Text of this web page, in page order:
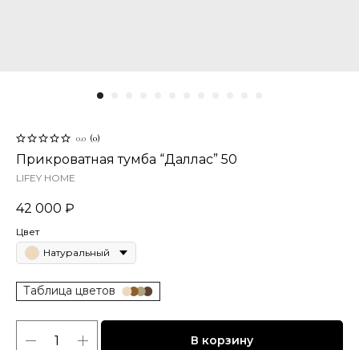
0.0 (0)
Прикроватная тумба “Даллас” 50
LIFEY HOME
42 000 ₽
Цвет
Натуральный
Таблица цветов
В корзину